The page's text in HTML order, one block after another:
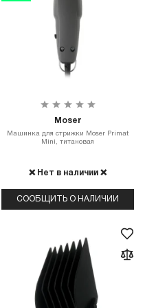
Moser
Машинка для стрижки Moser Primat
Mini, титановая
❌ Нет в наличии ❌
СООБЩИТЬ О НАЛИЧИИ